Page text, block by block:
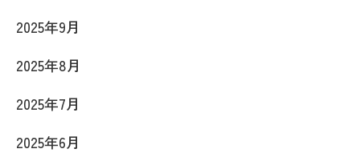
2025年9月
2025年8月
2025年7月
2025年6月